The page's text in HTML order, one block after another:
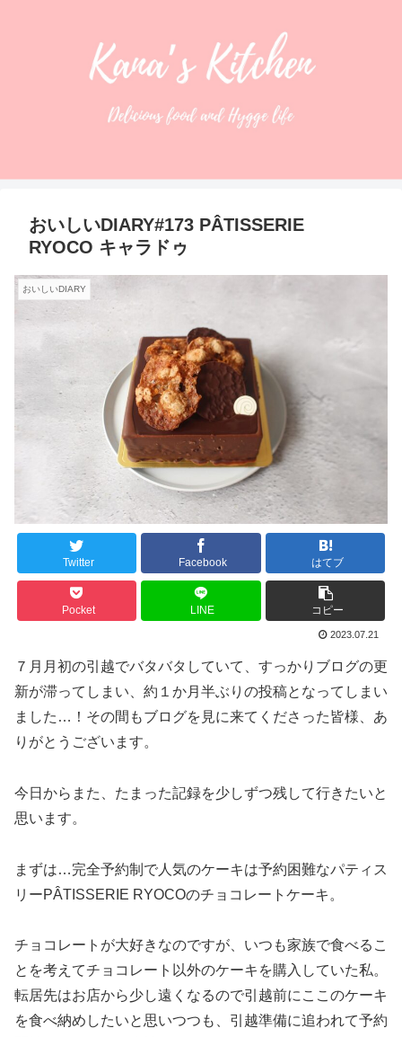
おいしいDIARY#173 PÂTISSERIE
RYOCO キャラドゥ
おいしいDIARY
Twitter Facebook はてブ
Pocket LINE コピー
2023.07.21
７月月初の引越でバタバタしていて、すっかりブログの更
新が滞ってしまい、約１か月半ぶりの投稿となってしまい
ました…！その間もブログを見に来てくださった皆様、あ
りがとうございます。
今日からまた、たまった記録を少しずつ残して行きたいと
思います。
まずは…完全予約制で人気のケーキは予約困難なパティス
リーPÂTISSERIE RYOCOのチョコレートケーキ。
チョコレートが大好きなのですが、いつも家族で食べるこ
とを考えてチョコレート以外のケーキを購入していた私。
転居先はお店から少し遠くなるので引越前にここのケーキ
を食べ納めしたいと思いつつも、引越準備に追われて予約